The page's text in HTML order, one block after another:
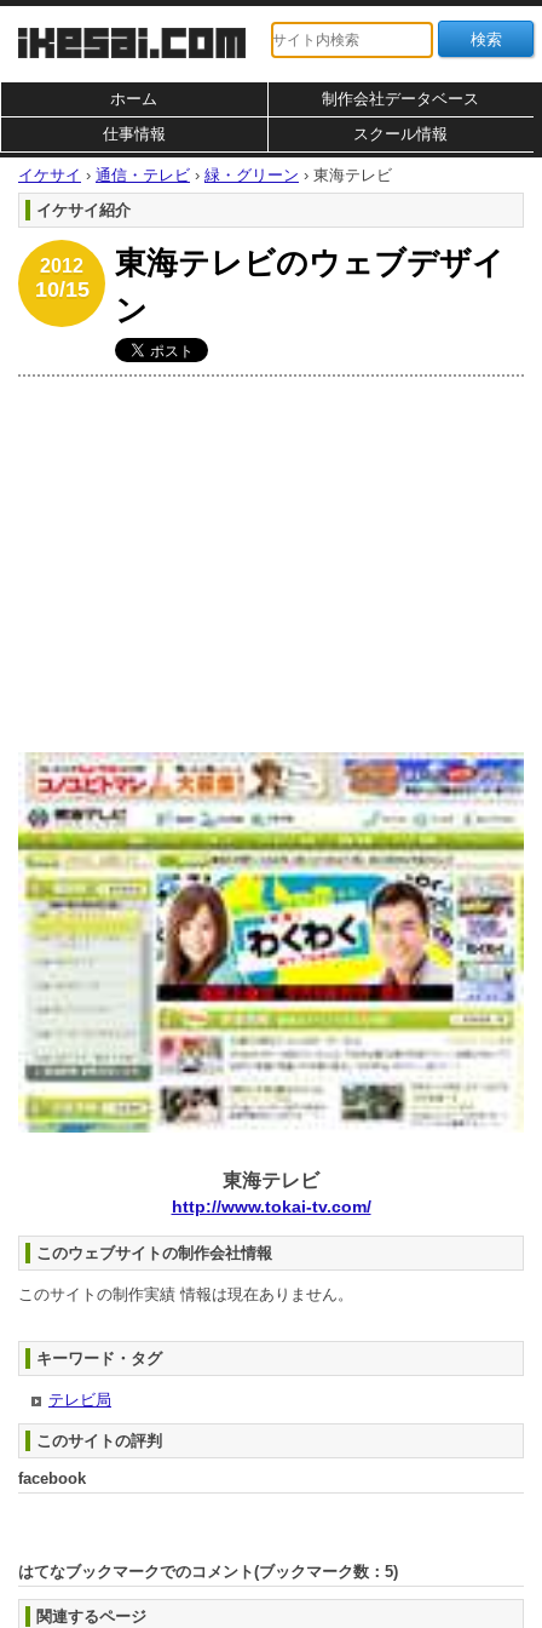
ホーム
制作会社データベース
仕事情報
スクール情報
イケサイ › 通信・テレビ › 緑・グリーン › 東海テレビ
イケサイ紹介
2012
10/15
東海テレビのウェブデザイ
ン
東海テレビ
http://www.tokai-tv.com/
このウェブサイトの制作会社情報
このサイトの制作実績 情報は現在ありません。
キーワード・タグ
テレビ局
このサイトの評判
facebook
はてなブックマークでのコメント(ブックマーク数： 5)
関連するページ